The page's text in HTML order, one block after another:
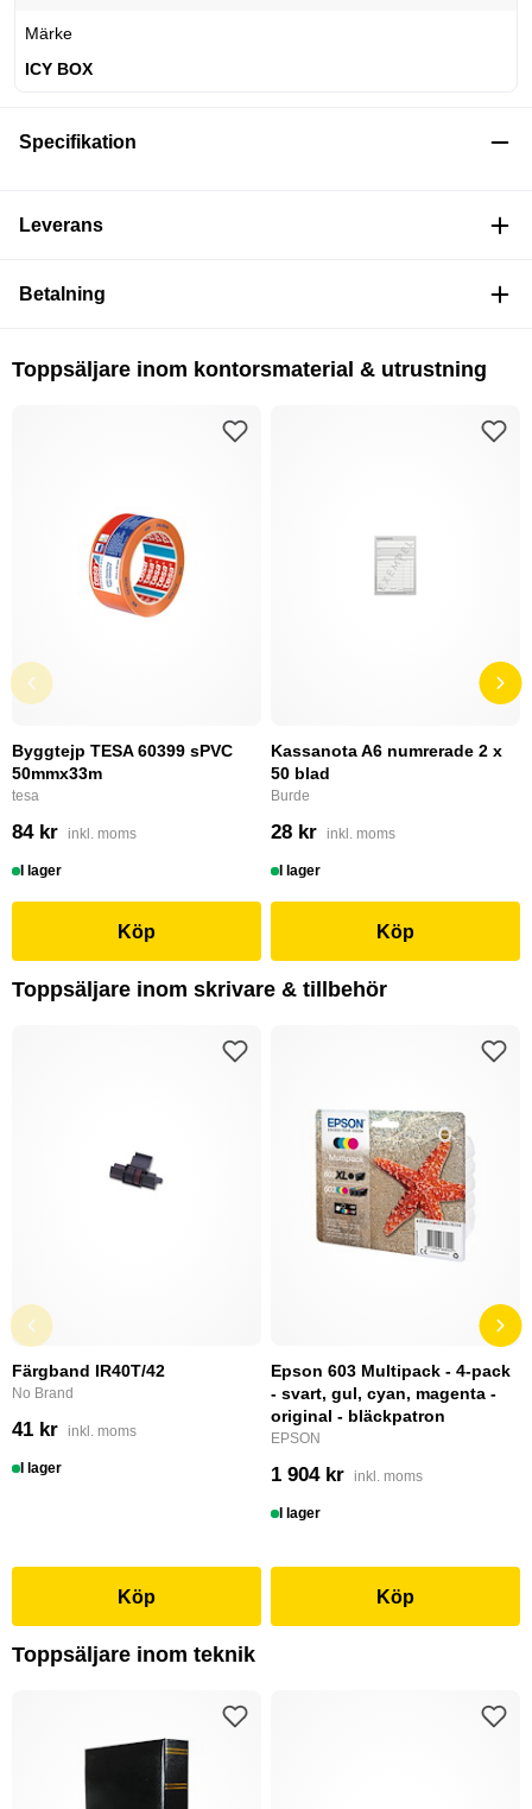
Märke
ICY BOX
Specifikation
Leverans
Betalning
Toppsäljare inom kontorsmaterial & utrustning
Byggtejp TESA 60399 sPVC
50mmx33m
tesa
84 kr inkl. moms
I lager
Köp
Kassanota A6 numrerade 2 x
50 blad
Burde
28 kr inkl. moms
I lager
Köp
Toppsäljare inom skrivare & tillbehör
Färgband IR40T/42
No Brand
41 kr inkl. moms
I lager
Köp
Epson 603 Multipack - 4-pack
- svart, gul, cyan, magenta -
original - bläckpatron
EPSON
1 904 kr inkl. moms
I lager
Köp
Toppsäljare inom teknik